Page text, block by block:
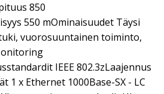
850
550 mOminaisuudet Täysi
vuorosuuntainen toiminto,
IEEE 802.3zLaajennus
1 x Ethernet 1000Base-SX - LC